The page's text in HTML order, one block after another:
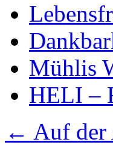
Mühlis
HELI –
← Auf der